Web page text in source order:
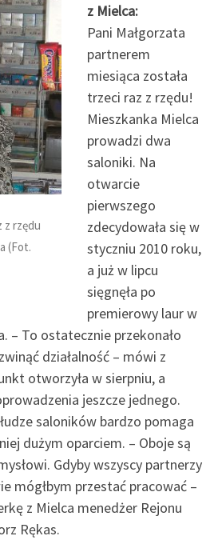
z rzędu
(Fot.
z Mielca:
Pani Małgorzata
partnerem
miesiąca została
trzeci raz z rzędu!
Mieszkanka Mielca
prowadzi dwa
saloniki. Na
otwarcie
pierwszego
zdecydowała się w
styczniu 2010 roku,
a już w lipcu
sięgnęła po
premierowy laur w
– To ostatecznie przekonało
działalność – mówi z
otworzyła w sierpniu, a
jeszcze jednego.
saloników bardzo pomaga
dużym oparciem. – Oboje są
Gdyby wszyscy partnerzy
mógłbym przestać pracować –
z Mielca menedżer Rejonu
Rękas.